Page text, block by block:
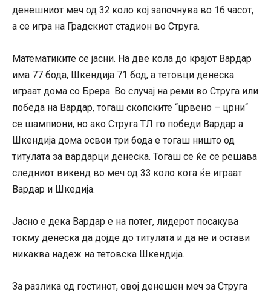
денешниот меч од 32.коло кој започнува во 16 часот,
а се игра на Градскиот стадион во Струга.
Математиките се јасни. На две кола до крајот Вардар
има 77 бода, Шкендија 71 бод, а тетовци денеска
играат дома со Брера. Во случај на реми во Струга или
победа на Вардар, тогаш скопските “црвено – црни“
се шампиони, но ако Струга ТЛ го победи Вардар а
Шкендија дома освои три бода е тогаш ништо од
титулата за вардарци денеска. Тогаш се ќе се решава
следниот викенд во меч од 33.коло кога ќе играат
Вардар и Шкедија.
Јасно е дека Вардар е на потег, лидерот посакува
токму денеска да дојде до титулата и да не и остави
никаква надеж на тетовска Шкендија.
За разлика од гостинот, овој денешен меч за Струга